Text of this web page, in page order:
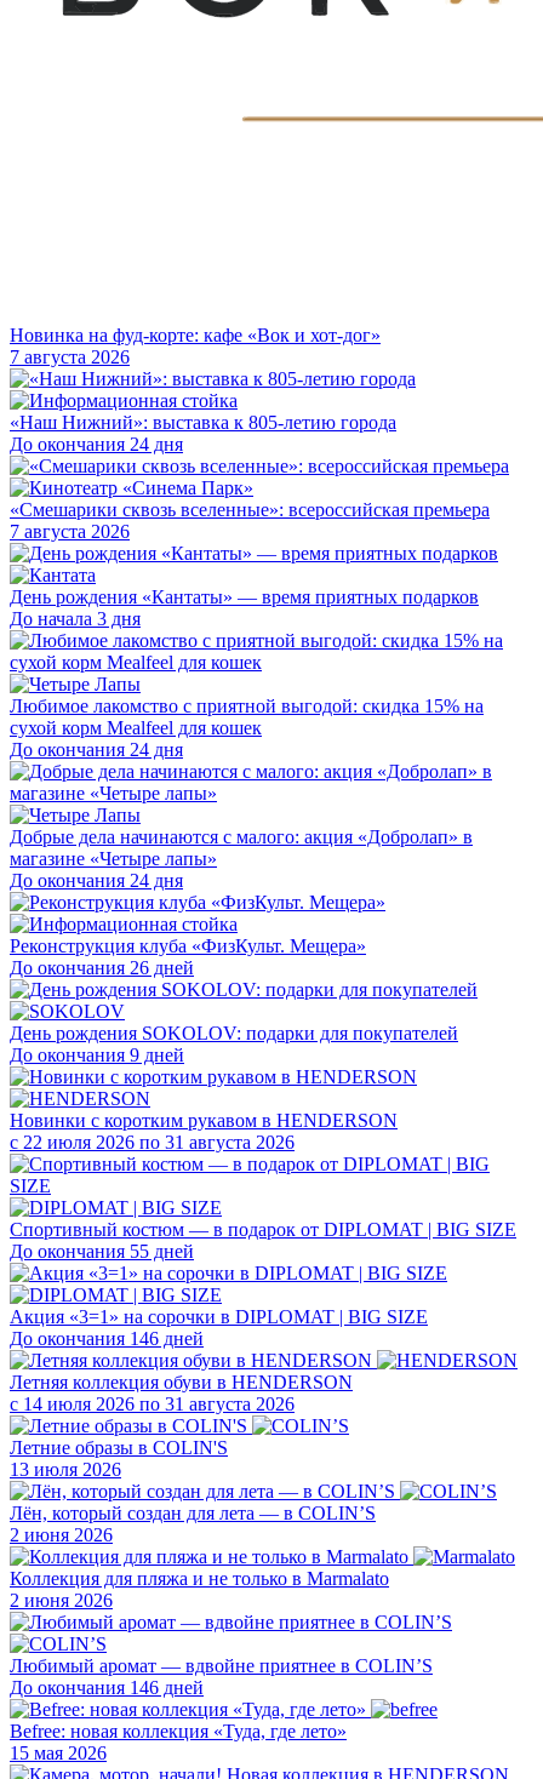
Новинка на фуд-корте: кафе «Вок и хот-дог»
7 августа 2026
«Наш Нижний»: выставка к 805-летию города
До окончания 24 дня
«Смешарики сквозь вселенные»: всероссийская премьера
7 августа 2026
День рождения «Кантаты» — время приятных подарков
До начала 3 дня
Любимое лакомство с приятной выгодой: скидка 15% на
сухой корм Mealfeel для кошек
До окончания 24 дня
Добрые дела начинаются с малого: акция «Добролап» в
магазине «Четыре лапы»
До окончания 24 дня
Реконструкция клуба «ФизКульт. Мещера»
До окончания 26 дней
День рождения SOKOLOV: подарки для покупателей
До окончания 9 дней
Новинки с коротким рукавом в HENDERSON
с 22 июля 2026 по 31 августа 2026
Спортивный костюм — в подарок от DIPLOMAT | BIG SIZE
До окончания 55 дней
Акция «3=1» на сорочки в DIPLOMAT | BIG SIZE
До окончания 146 дней
Летняя коллекция обуви в HENDERSON
с 14 июля 2026 по 31 августа 2026
Летние образы в COLIN'S
13 июля 2026
Лён, который создан для лета — в COLIN’S
2 июня 2026
Коллекция для пляжа и не только в Marmalato
2 июня 2026
Любимый аромат — вдвойне приятнее в COLIN’S
До окончания 146 дней
Befree: новая коллекция «Туда, где лето»
15 мая 2026